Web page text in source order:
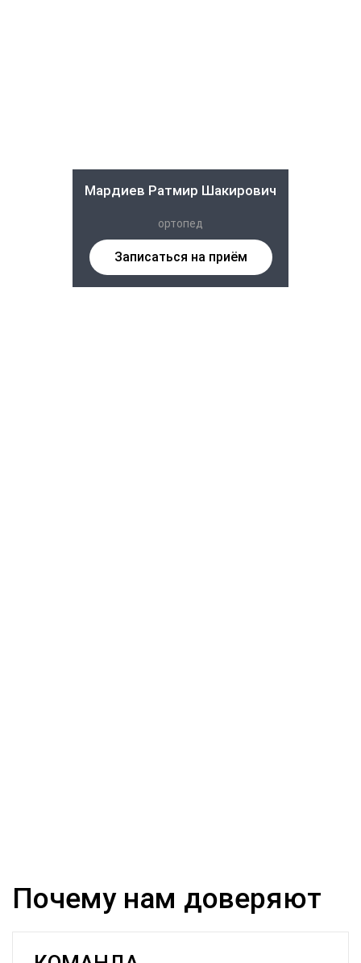
Мардиев Ратмир Шакирович
ортопед
Записаться на приём
Почему нам доверяют